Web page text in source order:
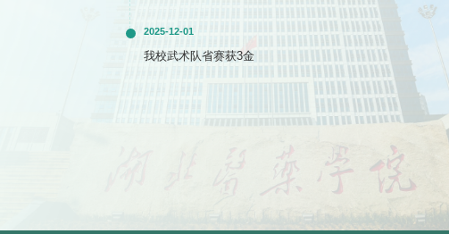
2025-12-01
我校武术队省赛获3金